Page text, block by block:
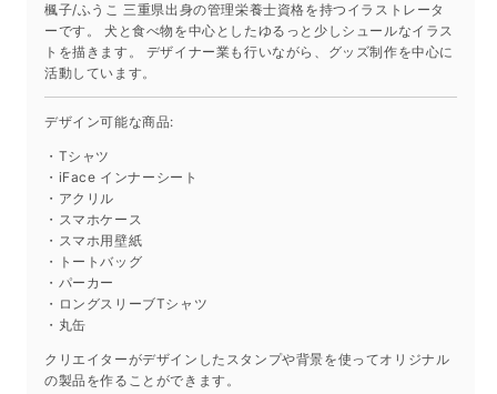
量
を
減
ら
す
量
を
や
す
楓子/ふうこ 三重県出身の管理栄養士資格を持つイラストレータ
ーです。 犬と食べ物を中心としたゆるっと少しシュールなイラス
トを描きます。 デザイナー業も行いながら、グッズ制作を中心に
活動しています。
デザイン可能な商品:
・Tシャツ
・iFace インナーシート
・アクリル
・スマホケース
・スマホ用壁紙
・トートバッグ
・パーカー
・ロングスリーブTシャツ
・丸缶
クリエイターがデザインしたスタンプや背景を使ってオリジナル
の製品を作ることができます。